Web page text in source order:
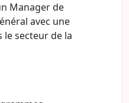
Manager de
avec une
le secteur de la